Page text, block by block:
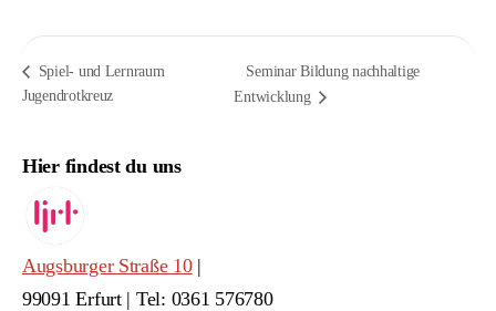
Spiel- und Lernraum
Jugendrotkreuz
Seminar Bildung nachhaltige
Entwicklung
Hier findest du uns
Augsburger Straße 10|
99091 Erfurt | Tel: 0361 576780